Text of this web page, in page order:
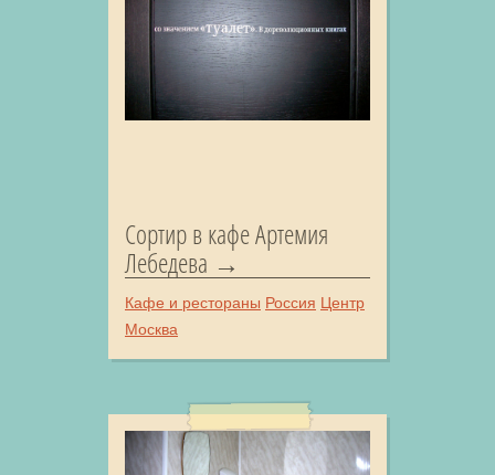
Сортир в кафе Артемия
Лебедева
Кафе и рестораны Россия Центр
Москва